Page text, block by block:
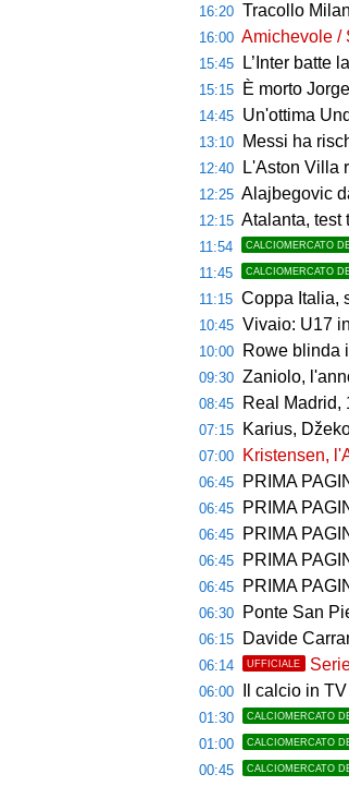
16:20 Tracollo
16:00 Amichevole /
15:45 L’Inter batte
15:15 È morto
14:45 Un'ottima
13:10 Messi ha
12:40 L'Aston Villa
12:25 Alajbegovic
12:15 Atalanta, test
11:54 CALCIOMERCATO
11:45 CALCIOMERCATO
11:15 Coppa Italia, si parte: al
10:45 Vivaio: U17
10:00 Rowe blinda
09:30 Zaniolo,
08:45 Real Madrid,
07:15 Karius,
07:00 Kristensen,
06:45 PRIMA PAGINA –
06:45 PRIMA
06:45 PRIMA
06:45 PRIMA
06:45 PRIMA
06:30 Ponte San
06:15 Davide Carrara lancia
06:14 UFFICIALE Serie
06:00 Il calcio in
01:30 CALCIOMERCATO
01:00 CALCIOMERCATO
00:45 CALCIOMERCATO